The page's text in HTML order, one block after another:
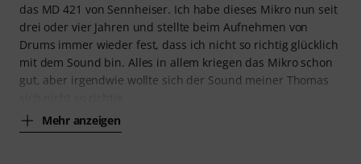
das MD 421 von Sennheiser. Ich habe dieses Mikro nun seit
drei oder vier Jahren und stellte beim Aufnehmen von
Drums immer wieder fest, dass ich nicht so richtig glücklich
mit dem Sound bin. Alles in allem kriegen das Mikro schon
gut, aber irgendwie wollte sich der Sound meiner Thomas
Mehr anzeigen